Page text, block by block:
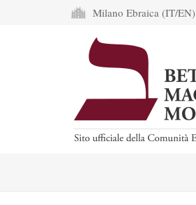
Milano Ebraica (IT/EN)